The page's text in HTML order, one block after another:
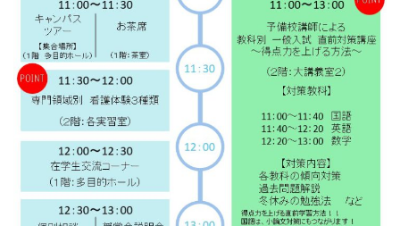
感染管理認定看護師教育課程
看護の智協働開発センター
入試案内
Q＆A